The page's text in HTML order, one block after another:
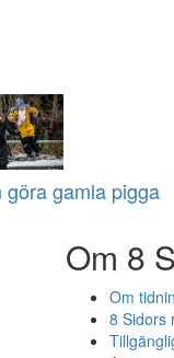
göra gamla pigga
Om 8
Om
8 Sidors